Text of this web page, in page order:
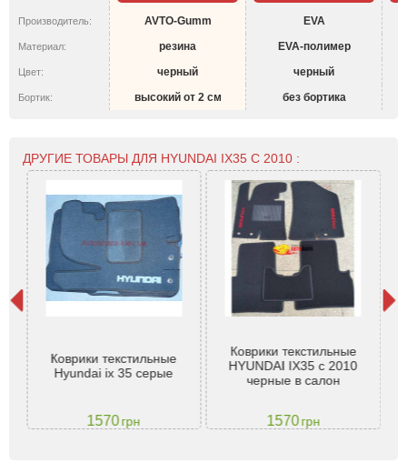
Производитель: AVTO-Gumm EVA
Материал: резина EVA-полимер
Цвет: черный черный
Бортик: высокий от 2 см без бортика
ДРУГИЕ ТОВАРЫ ДЛЯ HYUNDAI IX35 С 2010 :
Коврики текстильные
Hyundai ix 35 серые
1570грн
Коврики текстильные
HYUNDAI IX35 с 2010
черные в салон
1570грн